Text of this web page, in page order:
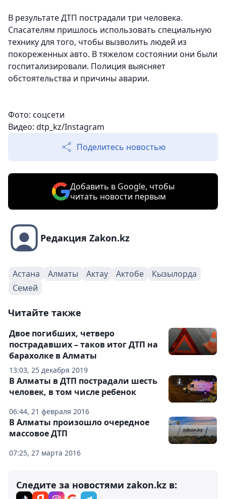
В результате ДТП пострадали три человека.
Спасателям пришлось использовать специальную
технику для того, чтобы вызволить людей из
покореженных авто. В тяжелом состоянии они были
госпитализировали. Полиция выясняет
обстоятельства и причины аварии.
Фото: соцсети
Видео: dtp_kz/Instagram
Поделитесь новостью
Добавить в Google, чтобы
читать новости первым
Редакция Zakon.kz
Астана Алматы Актау Актобе
Кызылорда
Семей
Читайте также
13:03, 25 декабря 2019
Двое погибших, четверо
пострадавших – таков итог ДТП на
барахолке в Алматы
06:44, 21 февраля 2016
В Алматы в ДТП пострадали шесть
человек, в том числе ребенок
07:25, 27 марта 2016
В Алматы произошло очередное
массовое ДТП
Следите за новостями zakon.kz в: